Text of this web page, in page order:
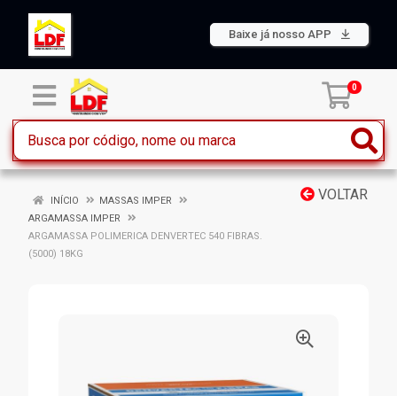
Baixe já nosso APP
0
VOLTAR
INÍCIO
MASSAS IMPER
ARGAMASSA IMPER
ARGAMASSA POLIMERICA DENVERTEC 540 FIBRAS.
(5000) 18KG